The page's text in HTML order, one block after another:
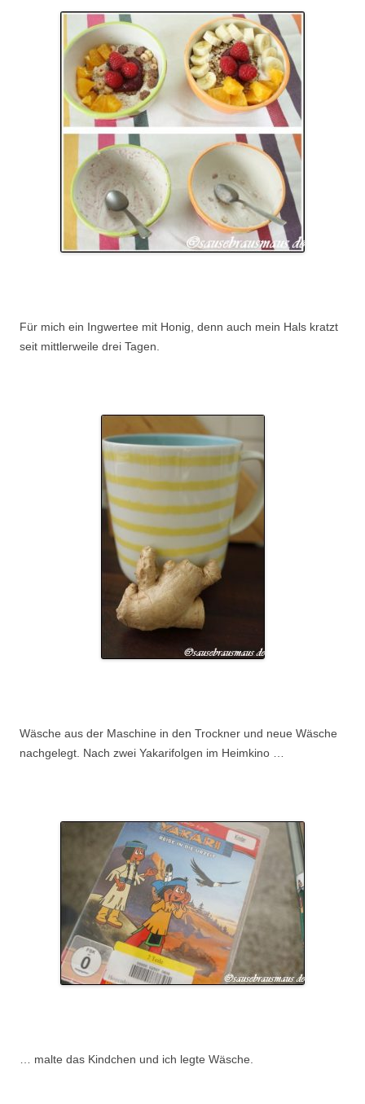
Für mich ein Ingwertee mit Honig, denn auch mein Hals kratzt
seit mittlerweile drei Tagen.
Wäsche aus der Maschine in den Trockner und neue Wäsche
nachgelegt. Nach zwei Yakarifolgen im Heimkino …
… malte das Kindchen und ich legte Wäsche.